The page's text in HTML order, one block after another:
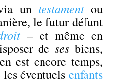
un testament ou
le futur défunt
– et même en
de sesbiens,
est encore temps,
les éventuels enfants